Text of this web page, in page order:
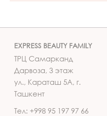
EXPRESS BEAUTY FAMILY
ТРЦ Самарканд
Дарвоза, 3 этаж
ул., Караташ 5А, г.
Ташкент
Тел: +998 95 197 97 66